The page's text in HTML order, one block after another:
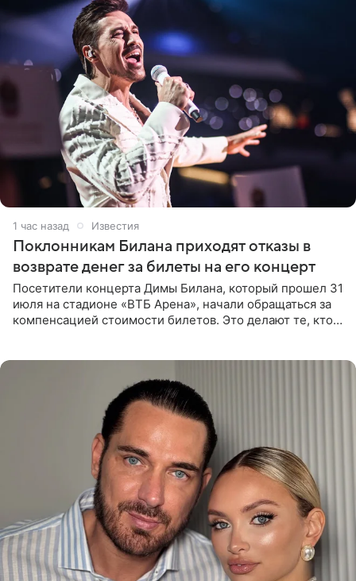
1 час назад Известия
Поклонникам Билана приходят отказы в
возврате денег за билеты на его концерт
Посетители концерта Димы Билана, который прошел 31
июля на стадионе «ВТБ Арена», начали обращаться за
компенсацией стоимости билетов. Это делают те, кто